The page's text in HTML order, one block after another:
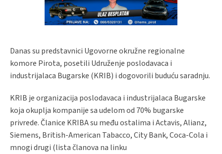
Danas su predstavnici Ugovorne okružne regionalne
komore Pirota, posetili Udruženje poslodavaca i
industrijalaca Bugarske (KRIB) i dogovorili buduću saradnju.
KRIB je organizacija poslodavaca i industrijalaca Bugarske
koja okuplja kompanije sa udelom od 70% bugarske
privrede. Članice KRIBA su među ostalima i Actavis, Alianz,
Siemens, British-American Tabacco, City Bank, Coca-Cola i
mnogi drugi (lista članova na linku